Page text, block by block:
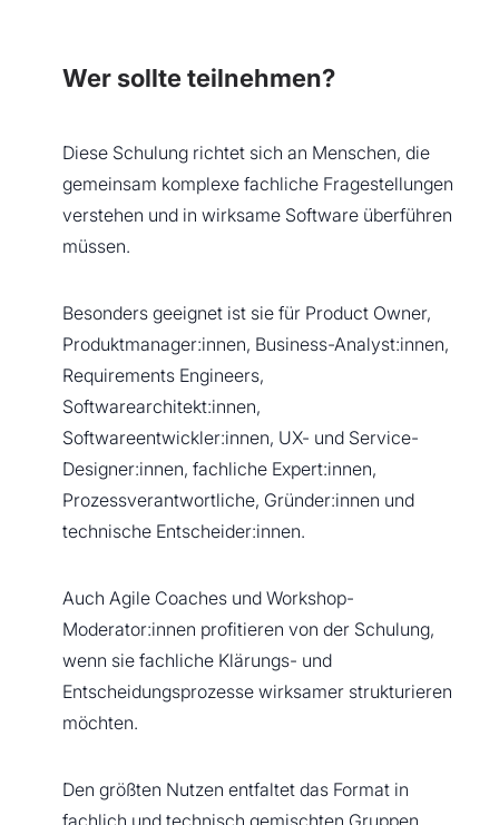
Wer sollte teilnehmen?
Diese Schulung richtet sich an Menschen, die
gemeinsam komplexe fachliche Fragestellungen
verstehen und in wirksame Software überführen
müssen.
Besonders geeignet ist sie für Product Owner,
Produktmanager:innen, Business-Analyst:innen,
Requirements Engineers,
Softwarearchitekt:innen,
Softwareentwickler:innen, UX- und Service-
Designer:innen, fachliche Expert:innen,
Prozessverantwortliche, Gründer:innen und
technische Entscheider:innen.
Auch Agile Coaches und Workshop-
Moderator:innen profitieren von der Schulung,
wenn sie fachliche Klärungs- und
Entscheidungsprozesse wirksamer strukturieren
möchten.
Den größten Nutzen entfaltet das Format in
fachlich und technisch gemischten Gruppen.